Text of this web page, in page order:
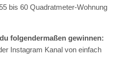
bis 60 Quadratmeter-Wohnung
folgendermaßen gewinnen:
Instagram Kanal von einfach